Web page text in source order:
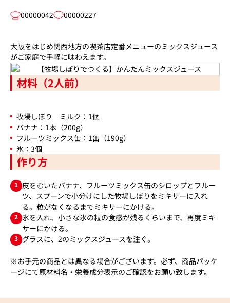
00000042 00000227
大阪をはじめ関西地方の喫茶店定番メニューのミックスジュース
がご家庭で手軽に味わえます。
材料（2人前）
牧場しぼり ミルク：1個
バナナ：1本（200g）
フルーツミックス缶：1缶（190g）
氷：3個
作り方
1 皮をむいたバナナ、フルーツミックス缶のシロップとフルー
ツ、スプーンで小分けにした牧場しぼりをミキサーに入れ
る。粒がなくなるまでミキサーにかける。
2 氷を入れ、小さな氷の粒の食感が残るくらいまで、再度ミキ
サーにかける。
3 グラスに、2のミックスジュースを注ぐ。
※お手元の商品とは異なる場合がございます。必ず、商品パッケ
ージにて原材料名・栄養成分表示のご確認をお願い致します。